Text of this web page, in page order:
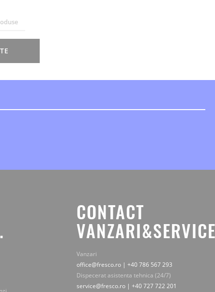
CONTACT
Vanzari
office@fresco.ro | +40 786 567 293
Dispecerat asistenta tehnica (24/7)
service@fresco.ro | +40 727 722 201